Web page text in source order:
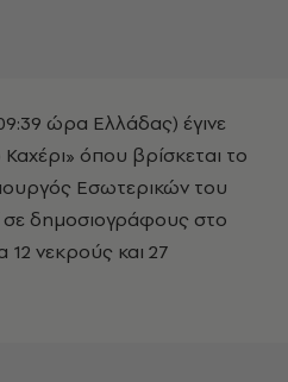
ώρα Ελλάδας) έγινε
όπου βρίσκεται το
Εσωτερικών του
σε δημοσιογράφους στο
12 νεκρούς και 27